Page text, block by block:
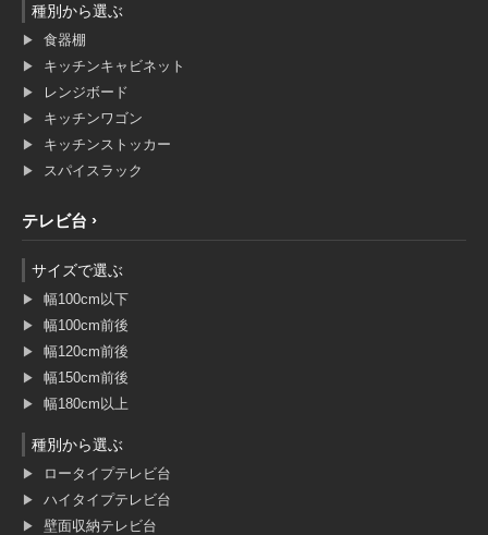
種別から選ぶ
食器棚
キッチンキャビネット
レンジボード
キッチンワゴン
キッチンストッカー
スパイスラック
テレビ台
サイズで選ぶ
幅100cm以下
幅100cm前後
幅120cm前後
幅150cm前後
幅180cm以上
種別から選ぶ
ロータイプテレビ台
ハイタイプテレビ台
壁面収納テレビ台